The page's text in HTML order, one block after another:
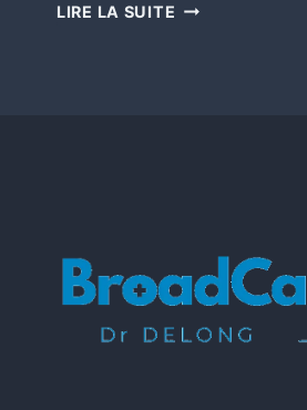
LIRE LA SUITE